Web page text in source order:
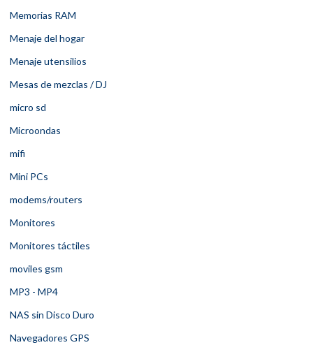
Memorias RAM
Menaje del hogar
Menaje utensilios
Mesas de mezclas / DJ
micro sd
Microondas
mifi
Mini PCs
modems/routers
Monitores
Monitores táctiles
moviles gsm
MP3 - MP4
NAS sin Disco Duro
Navegadores GPS